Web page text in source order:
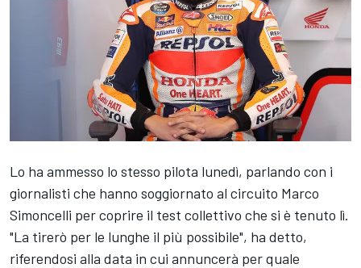
Lo ha ammesso lo stesso pilota lunedì, parlando con i
giornalisti che hanno soggiornato al circuito Marco
Simoncelli per coprire il test collettivo che si è tenuto lì.
"La tirerò per le lunghe il più possibile", ha detto,
riferendosi alla data in cui annuncerà per quale